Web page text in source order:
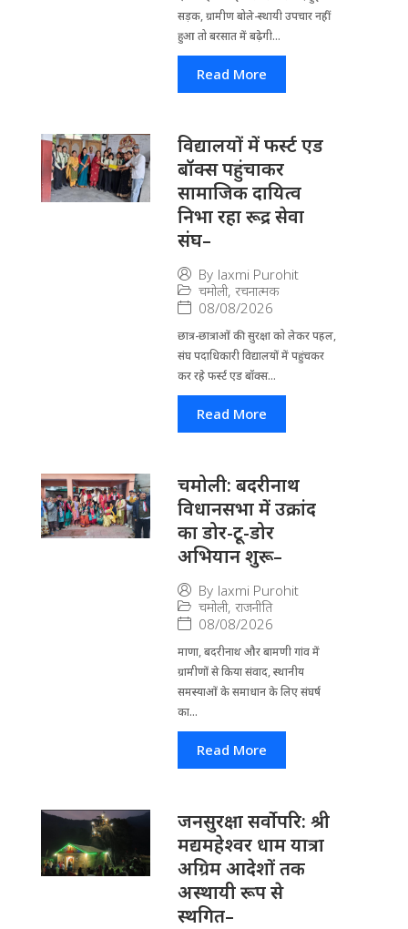
सड़क, ग्रामीण बोले-स्थायी उपचार नहीं
हुआ तो बरसात में बढ़ेगी...
Read More
विद्यालयों में फर्स्ट एड
बॉक्स पहुंचाकर
सामाजिक दायित्व
निभा रहा रूद्र सेवा
संघ–
By laxmi Purohit
चमोली, रचनात्मक
08/08/2026
छात्र-छात्राओं की सुरक्षा को लेकर पहल,
संघ पदाधिकारी विद्यालयों में पहुंचकर
कर रहे फर्स्ट एड बॉक्स...
Read More
चमोली: बदरीनाथ
विधानसभा में उक्रांद
का डोर-टू-डोर
अभियान शुरू–
By laxmi Purohit
चमोली, राजनीति
08/08/2026
माणा, बदरीनाथ और बामणी गांव में
ग्रामीणों से किया संवाद, स्थानीय
समस्याओं के समाधान के लिए संघर्ष
का...
Read More
जनसुरक्षा सर्वोपरि: श्री
मद्यमहेश्वर धाम यात्रा
अग्रिम आदेशों तक
अस्थायी रूप से
स्थगित–